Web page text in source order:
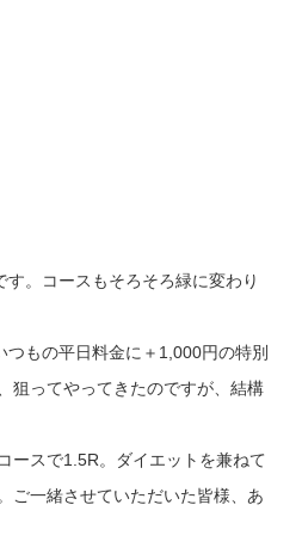
。コースもそろそろ緑に変わり
もの平日料金に＋1,000円の特別
狙ってやってきたのですが、結構
ースで1.5R。ダイエットを兼ねて
ご一緒させていただいた皆様、あ